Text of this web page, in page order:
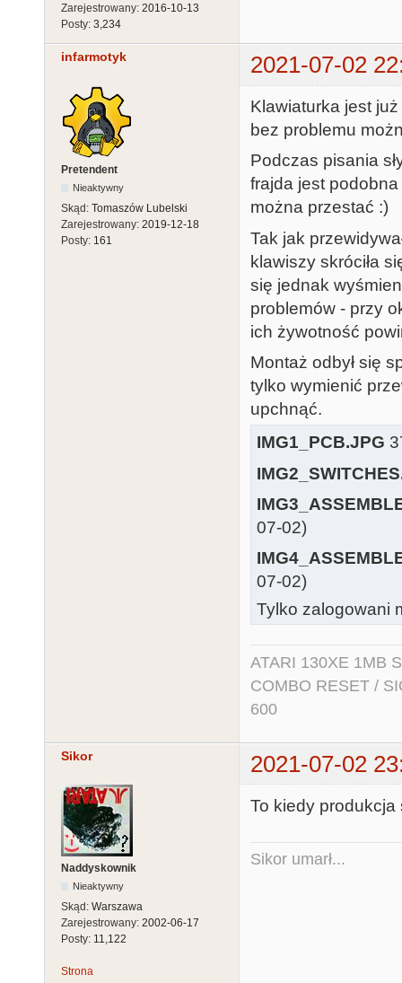
Zarejestrowany: 2016-10-13
Posty: 3,234
infarmotyk 2021-07-02
Pretendent
Nieaktywny
Skąd: Tomaszów Lubelski
Zarejestrowany: 2019-12-18
Posty: 161
Klawiaturka jest
bez problemu
Podczas pisania
frajda jest
można przestać :)
Tak jak
klawiszy skróciła
się jednak
problemów - przy
ich żywotność
Montaż odbył się
tylko wymienić
upchnąć.
IMG1_PCB.JPG
07-02)
07-02)
Tylko zalogowani
ATARI 130XE 1MB
COMBO RESET /
600
Sikor 2021-07-02
Naddyskownik
Nieaktywny
Skąd: Warszawa
Zarejestrowany: 2002-06-17
Posty: 11,122
To kiedy
Sikor umarł...
Strona